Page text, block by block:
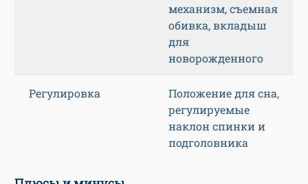
механизм, съемная
обивка, вкладыш
для
новорожденного
Регулировка
Положение для сна,
регулируемые
наклон спинки и
подголовника